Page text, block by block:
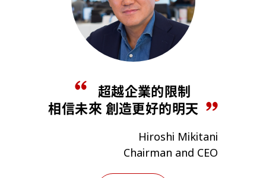
超越企業的限制
相信未來 創造更好的明天
Hiroshi Mikitani
Chairman and CEO